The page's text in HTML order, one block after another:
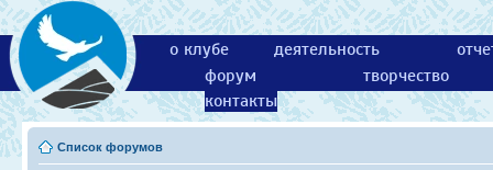
о клубе деятельность
форум
творчество
контакты
Список форумов